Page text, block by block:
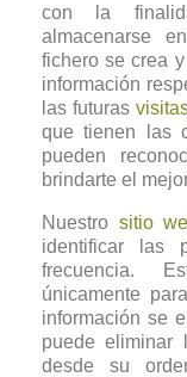
con la
almacenarse
fichero se crea
información
las futuras
que tienen las
pueden
brindarte el
Nuestro sitio
identificar las
frecuencia.
únicamente
información se
puede eliminar
desde su